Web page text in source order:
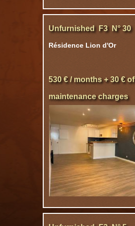
Unfurnished F3 N° 30
Résidence Lion d'Or
530 € / months + 30 € of
maintenance charges